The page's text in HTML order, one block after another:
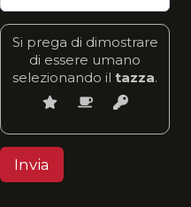
Si prega di dimostrare
di essere umano
selezionando il tazza.